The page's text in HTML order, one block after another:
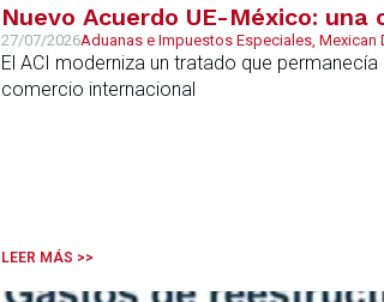
Nuevo Acuerdo UE-México:
27/07/2026Aduanas e Impuestos Especiales, Mexican
El ACI moderniza un tratado que
comercio internacional
LEER MÁS >>